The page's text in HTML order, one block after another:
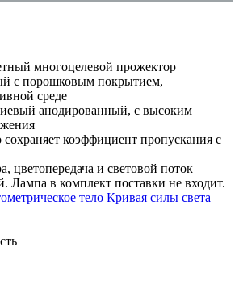
многоцелевой прожектор
с порошковым покрытием,
среде
анодированный, с высоким
сохраняет коэффициент пропускания с
цветопередача и световой поток
Лампа в комплект поставки не входит.
тело Кривая силы света